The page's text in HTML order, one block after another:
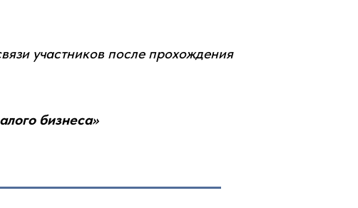
участников после прохождения
бизнеса»